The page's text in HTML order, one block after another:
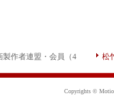
作者連盟・会員（4
松
Copyrights ©